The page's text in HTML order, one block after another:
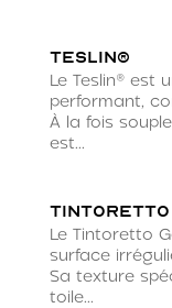
Teslin®
Le Teslin® est
performant,
À la fois
est...
Tintoretto
Le Tintoretto
surface
Sa texture
toile...